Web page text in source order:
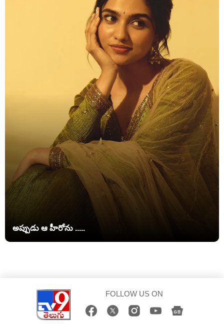
అప్పుడు ఆ హీరోను .....
FOLLOW US ON